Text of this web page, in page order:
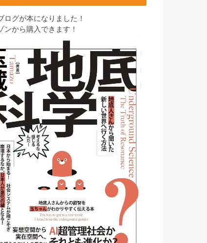
ログが本になりました！
ンから購入できます！